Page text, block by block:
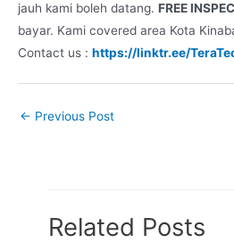
jauh kami boleh datang. FREE
bayar. Kami covered area Kota
Contact us : https://linktr.ee/
← Previous Post
Related Posts